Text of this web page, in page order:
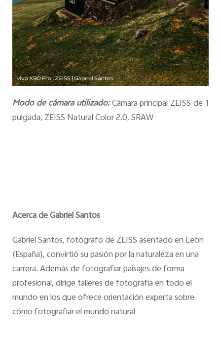
Modo de cámara utilizado:Cámara principal ZEISS de 1
pulgada, ZEISS Natural Color 2.0, SRAW
Acerca de Gabriel Santos
Gabriel Santos, fotógrafo de ZEISS asentado en León
(España), convirtió su pasión por la naturaleza en una
carrera. Además de fotografiar paisajes de forma
profesional, dirige talleres de fotografía en todo el
mundo en los que ofrece orientación experta sobre
cómo fotografiar el mundo natural